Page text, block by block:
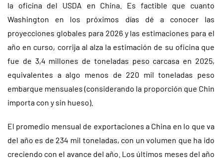
la oficina del USDA en China. Es factible que cuanto
Washington en los próximos días dé a conocer las
proyecciones globales para 2026 y las estimaciones para el
año en curso, corrija al alza la estimación de su oficina que
fue de 3,4 millones de toneladas peso carcasa en 2025,
equivalentes a algo menos de 220 mil toneladas peso
embarque mensuales (considerando la proporción que Chin
importa con y sin hueso).
El promedio mensual de exportaciones a China en lo que va
del año es de 234 mil toneladas, con un volumen que ha ido
creciendo con el avance del año. Los últimos meses del año